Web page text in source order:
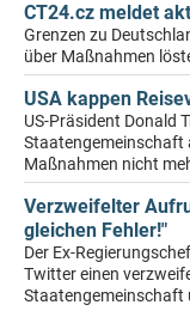
CT24.cz meldet
Grenzen zu
über Maßnahmen
USA kappen
US-Präsident Donald
Staatengemeinschaft
Maßnahmen nicht
Verzweifelter
gleichen Fehler!"
Der Ex-
Twitter einen
Staatengemeinschaft